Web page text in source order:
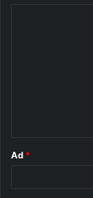
Ad *